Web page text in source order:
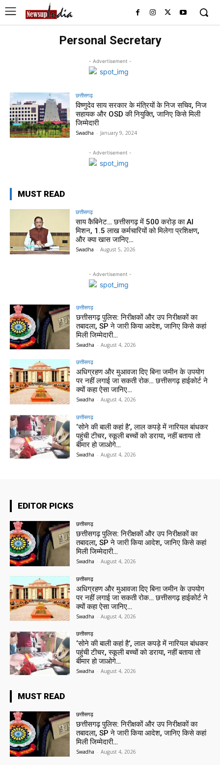
Personal Secretary
- Advertisement -
छत्तीसगढ़
विष्णुदेव साय सरकार के मंत्रियों के निज सचिव, निज
सहायक और OSD की नियुक्ति, जानिए किसे मिली
जिम्मेदारी
Swadha - January 9, 2024
- Advertisement -
MUST READ
छत्तीसगढ़
साय कैबिनेट… छत्तीसगढ़ में 500 करोड़ का AI
मिशन, 1.5 लाख कर्मचारियों को मिलेगा प्रशिक्षण,
और क्या खास जानिए…
Swadha - August 5, 2026
- Advertisement -
छत्तीसगढ़
छत्तीसगढ़ पुलिस: निरीक्षकों और उप निरीक्षकों का
तबादला, SP ने जारी किया आदेश, जानिए किसे कहां
मिली जिम्मेदारी…
Swadha - August 4, 2026
छत्तीसगढ़
अधिग्रहण और मुआवजा दिए बिना जमीन के उपयोग
पर नहीं लगाई जा सकती रोक… छत्तीसगढ़ हाईकोर्ट ने
क्यों कहा ऐसा जानिए…
Swadha - August 4, 2026
छत्तीसगढ़
‘सोने की बाली कहां है’, लाल कपड़े में नारियल बांधकर
पहुंची टीचर, स्कूली बच्चों को डराया, नहीं बताया तो
बीमार हो जाओगे…
Swadha - August 4, 2026
EDITOR PICKS
छत्तीसगढ़
छत्तीसगढ़ पुलिस: निरीक्षकों और उप निरीक्षकों का
तबादला, SP ने जारी किया आदेश, जानिए किसे कहां
मिली जिम्मेदारी…
Swadha - August 4, 2026
छत्तीसगढ़
अधिग्रहण और मुआवजा दिए बिना जमीन के उपयोग
पर नहीं लगाई जा सकती रोक… छत्तीसगढ़ हाईकोर्ट ने
क्यों कहा ऐसा जानिए…
Swadha - August 4, 2026
छत्तीसगढ़
‘सोने की बाली कहां है’, लाल कपड़े में नारियल बांधकर
पहुंची टीचर, स्कूली बच्चों को डराया, नहीं बताया तो
बीमार हो जाओगे…
Swadha - August 4, 2026
MUST READ
छत्तीसगढ़
छत्तीसगढ़ पुलिस: निरीक्षकों और उप निरीक्षकों का
तबादला, SP ने जारी किया आदेश, जानिए किसे कहां
मिली जिम्मेदारी…
Swadha - August 4, 2026